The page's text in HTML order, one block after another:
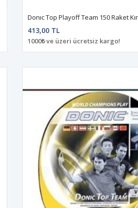
Donıc Top Playoff Team 150 Raket
413,00 TL
1000₺ ve üzeri ücretsiz kargo!